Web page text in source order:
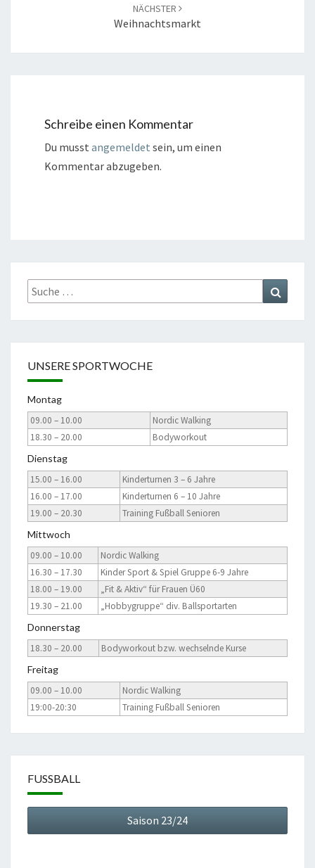
NÄCHSTER
Weihnachtsmarkt
Schreibe einen Kommentar
Du musst angemeldet sein, um einen
Kommentar abzugeben.
Suche
nach:
UNSERE SPORTWOCHE
Montag
09.00 – 10.00
Nordic Walking
18.30 – 20.00
Bodyworkout
Dienstag
15.00 – 16.00
Kinderturnen 3 – 6 Jahre
16.00 – 17.00
Kinderturnen 6 – 10 Jahre
19.00 – 20.30
Training Fußball Senioren
Mittwoch
09.00 – 10.00
Nordic Walking
16.30 – 17.30
Kinder Sport & Spiel Gruppe 6-9 Jahre
18.00 – 19.00
„Fit & Aktiv“ für Frauen Ü60
19.30 – 21.00
„Hobbygruppe“ div. Ballsportarten
Donnerstag
18.30 – 20.00
Bodyworkout bzw. wechselnde Kurse
Freitag
09.00 – 10.00
Nordic Walking
19:00-20:30
Training Fußball Senioren
FUSSBALL
Saison 23/24